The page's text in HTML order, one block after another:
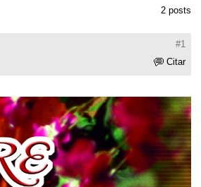
2 posts
#1
Citar